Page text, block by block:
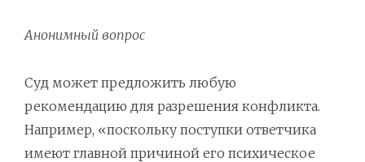
Анонимный вопрос
Суд может предложить любую
рекомендацию для разрешения конфликта.
Например, «поскольку поступки ответчика
имеют главной причиной его психическое